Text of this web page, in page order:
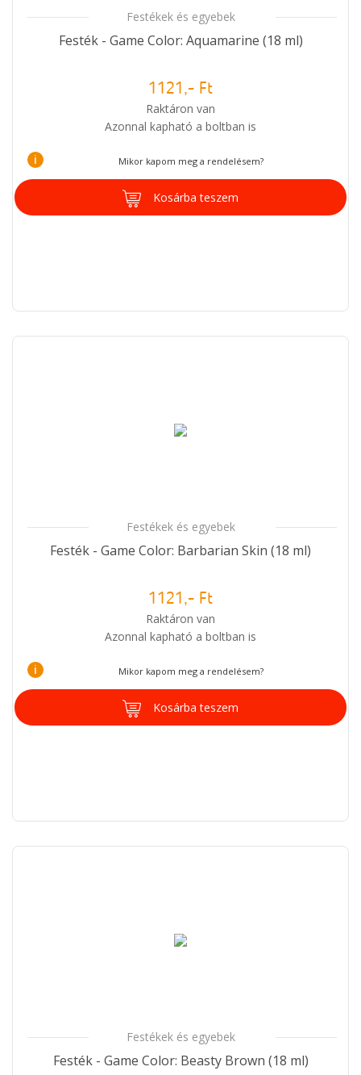
Festékek és egyebek
Festék - Game Color: Aquamarine (18 ml)
1121,- Ft
Raktáron van
Azonnal kapható a boltban is
i Mikor kapom meg a rendelésem?
Kosárba teszem
Festékek és egyebek
Festék - Game Color: Barbarian Skin (18 ml)
1121,- Ft
Raktáron van
Azonnal kapható a boltban is
i Mikor kapom meg a rendelésem?
Kosárba teszem
Festékek és egyebek
Festék - Game Color: Beasty Brown (18 ml)